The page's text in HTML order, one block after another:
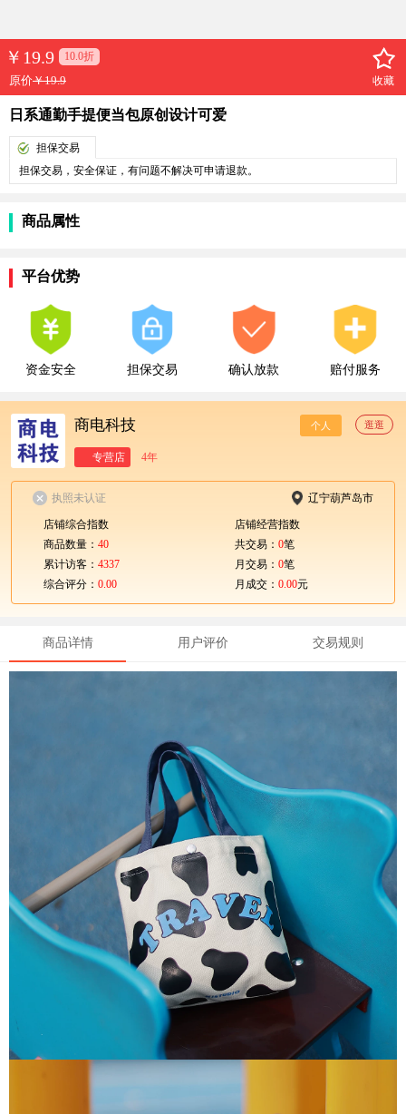
￥ 19.9 10.0折
原价￥19.9 收藏
日系通勤手提便当包原创设计可爱
担保交易
担保交易，安全保证，有问题不解决可申请退款。
商品属性
平台优势
资金安全 担保交易 确认放款 赔付服务
商电科技 个人 逛逛
专营店 4年
执照未认证 辽宁葫芦岛市
店铺综合指数
商品数量： 40
累计访客： 4337
综合评分： 0.00
店铺经营指数
共交易： 0笔
月交易： 0笔
月成交： 0.00元
商品详情 用户评价 交易规则